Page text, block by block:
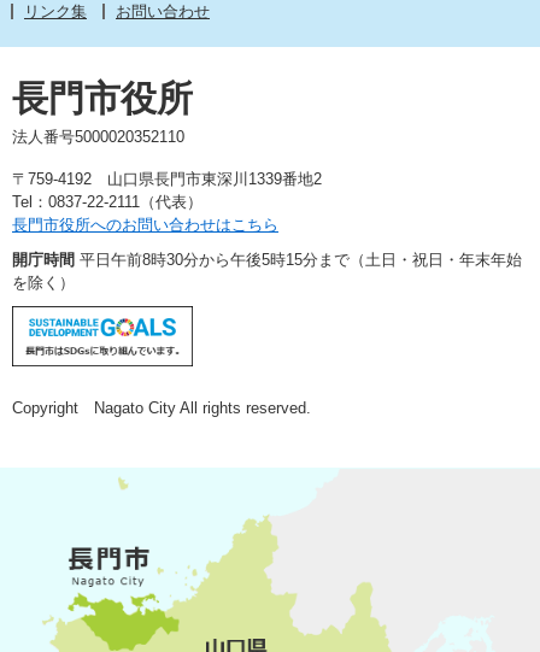
リンク集
お問い合わせ
長門市役所
法人番号5000020352110
〒759-4192 山口県長門市東深川1339番地2
Tel：0837-22-2111（代表）
長門市役所へのお問い合わせはこちら
開庁時間 平日午前8時30分から午後5時15分まで（土日・祝日・年末年始
を除く）
Copyright Nagato City All rights reserved.